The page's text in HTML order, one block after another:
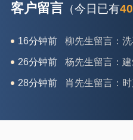
客户留言 （今日已有
26分钟前 杨先生留言：建
28分钟前 肖先生留言：时
31分钟前 马女士留言：我